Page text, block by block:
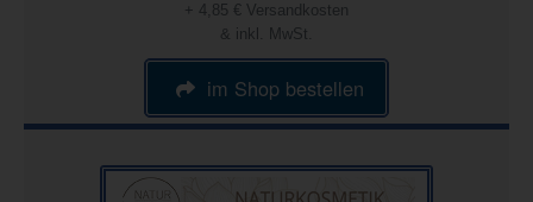
+ 4,85 € Versandkosten
& inkl. MwSt.
im Shop bestellen